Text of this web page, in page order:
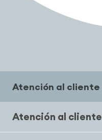
Atención al cliente
Atención al cliente